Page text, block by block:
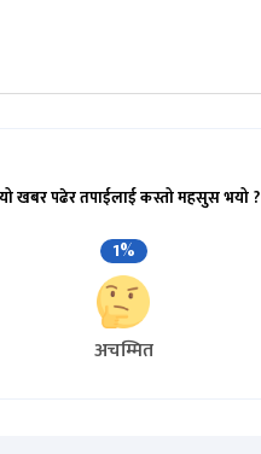
यो खबर पढेर तपाईलाई कस्तो महसुस भयो ?
1%
अचम्मित